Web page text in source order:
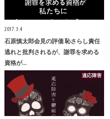
2017.3.4
石原慎太郎会見の評価 恥さらし責任
逃れと批判されるが、謝罪を求める
資格が…
適応障害